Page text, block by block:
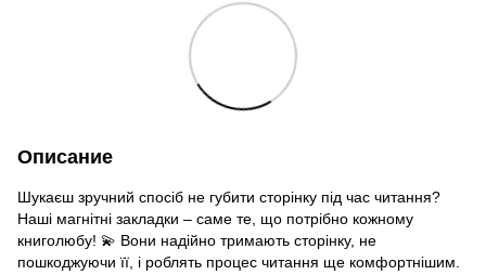
Описание
Шукаєш зручний спосіб не губити сторінку під час читання?
Наші магнітні закладки – саме те, що потрібно кожному
книголюбу! 💫 Вони надійно тримають сторінку, не
пошкоджуючи її, і роблять процес читання ще комфортнішим.